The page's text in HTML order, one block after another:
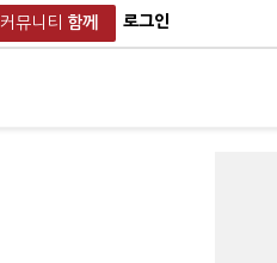
커뮤니티 함께 로그인